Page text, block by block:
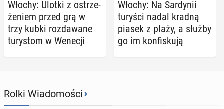
Włochy: Ulotki z ostrze­
że­niem przed grą w
trzy kubki roz­da­wa­ne
tu­ry­stom w Wenecji
Włochy: Na Sar­dy­nii
turyści nadal kradną
piasek z plaży, a służby
go im kon­fi­sku­ją
Rolki Wiadomości›